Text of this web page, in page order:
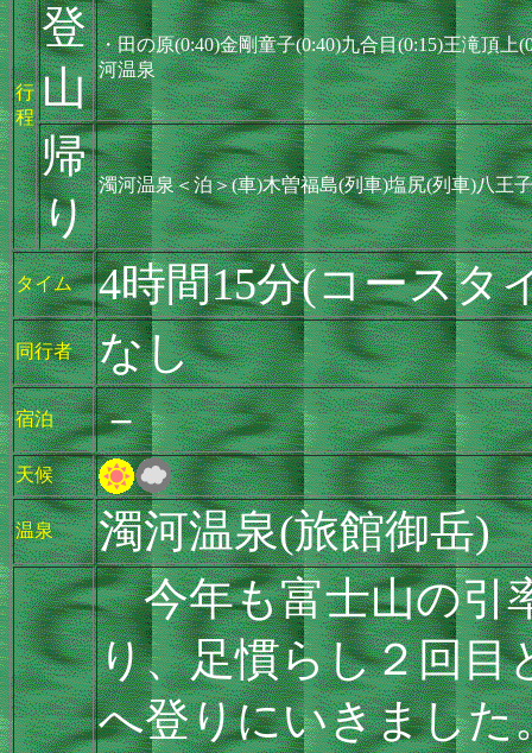
行
程
登
山
・田の原(0:40)金剛童子(0:40)九合目(0:15)王滝頂上
河温泉
帰
り
濁河温泉＜泊＞(車)木曽福島(列車)塩尻(列車)八王
タイム 4時間15分(コースタ
同行者 なし
宿泊 －
天候
温泉 濁河温泉(旅館御岳)
今年も富士山の引
り、足慣らし２回目
へ登りにいきました